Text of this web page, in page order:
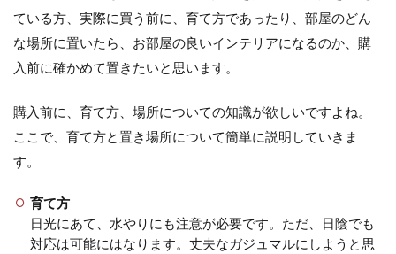
アスパラガスと言えば、野菜を思い出す方が
ほとんどだと思いますが、実は観葉植物とし
観葉植物の水やり方法・旅行で1週
ている方、実際に買う前に、育て方であったり、部屋のどん
な場所に置いたら、お部屋の良いインテリアになるのか、購
入前に確かめて置きたいと思います。
購入前に、育て方、場所についての知識が欲しいですよね。
ここで、育て方と置き場所について簡単に説明していきま
す。
育て方
日光にあて、水やりにも注意が必要です。ただ、日陰でも
対応は可能にはなります。丈夫なガジュマルにしようと思